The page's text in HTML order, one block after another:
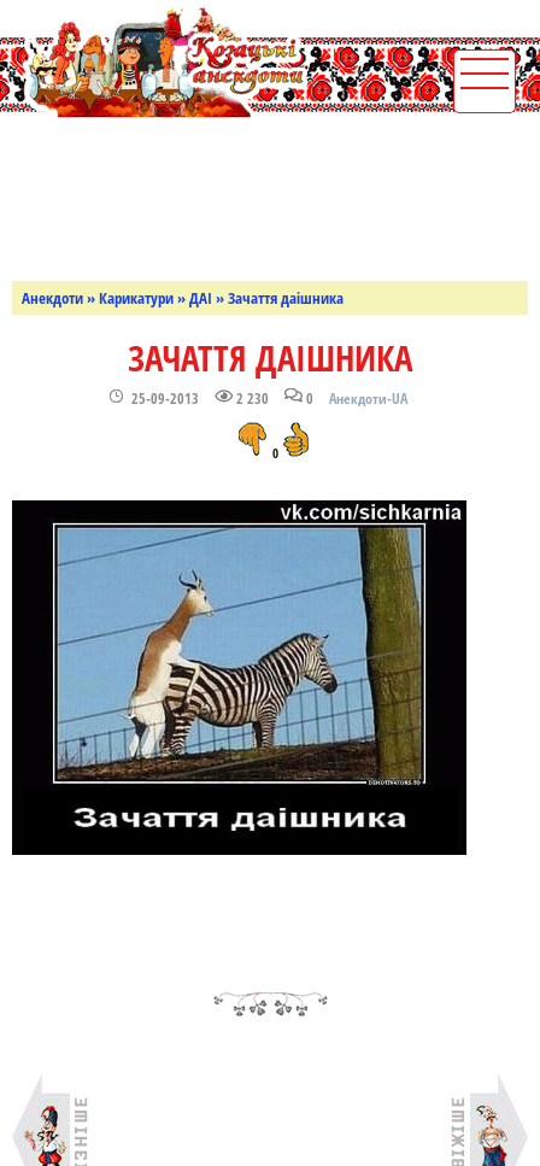
Анекдоти»Карикатури»ДАІ » Зачаття даішника
ЗАЧАТТЯ ДАІШНИКА
25-09-2013 2 230 0 Анекдоти-UA
0